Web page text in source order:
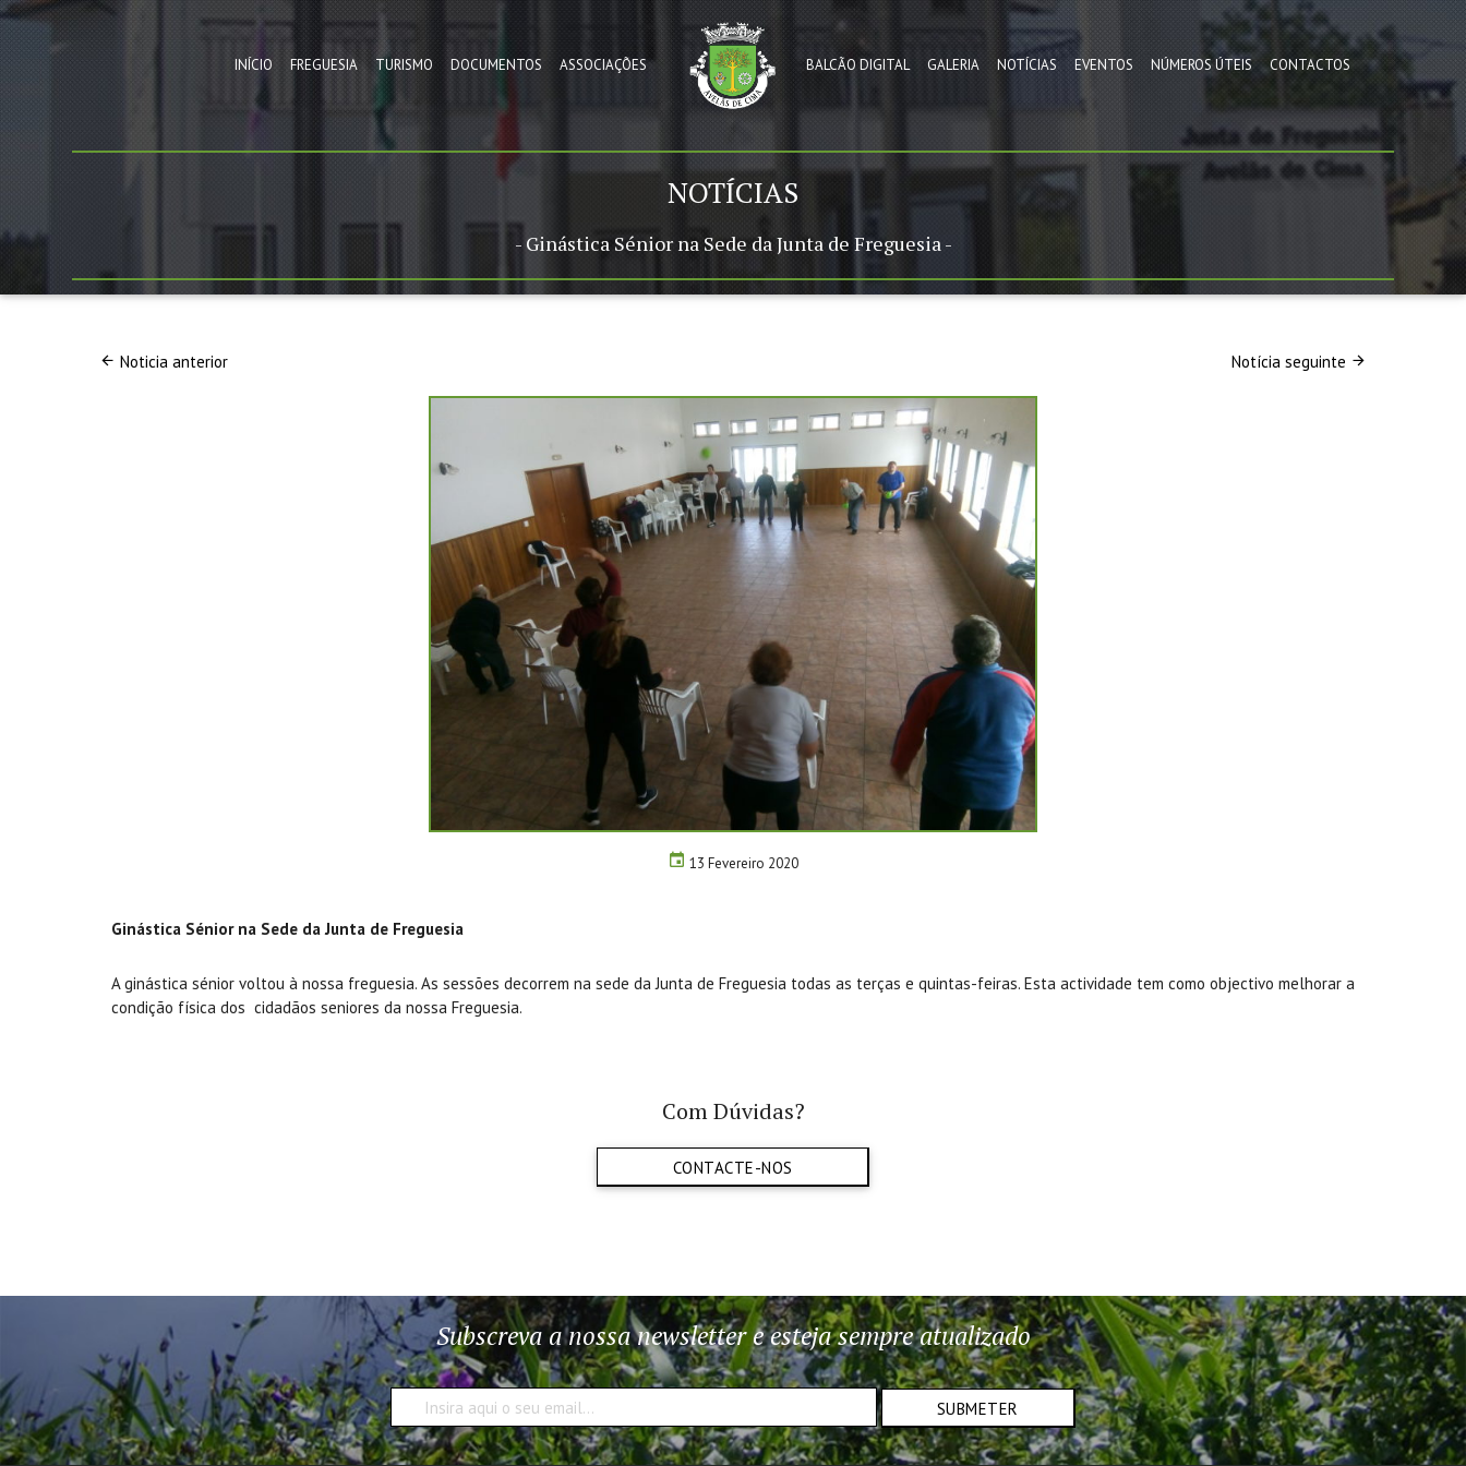
INÍCIO FREGUESIA TURISMO DOCUMENTOS ASSOCIAÇÕES BALCÃO DIGITAL GALERIA NOTÍCIAS EVENTOS NÚMEROS ÚTEIS CONTACTOS
NOTÍCIAS
- Ginástica Sénior na Sede da Junta de Freguesia -
Noticia anterior Notícia seguinte
13 Fevereiro 2020
Ginástica Sénior na Sede da Junta de Freguesia
A ginástica sénior voltou à nossa freguesia. As sessões decorrem na sede da Junta de Freguesia todas as terças e quintas-feiras. Esta actividade tem como objectivo melhorar a
condição física dos cidadãos seniores da nossa Freguesia.
Com Dúvidas?
CONTACTE-NOS
Subscreva a nossa newsletter e esteja sempre atualizado
SUBMETER